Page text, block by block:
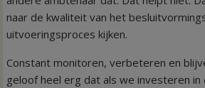
naar de kwaliteit van het
uitvoeringsproces kijken.
Constant monitoren, verbeteren en
geloof heel erg dat als we investeren in